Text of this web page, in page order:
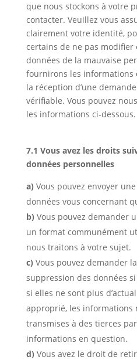
que nous stockons à votre
contacter. Veuillez vous
clairement votre identité,
certains de ne pas
données de la mauvaise
fournirons les informations
la réception d’une
vérifiable. Vous pouvez
les informations ci-dessous.
7.1 Vous avez les droits
données personnelles
Vous pouvez envoyer
données vous concernant
Vous pouvez demander
un format communément
nous traitons à votre sujet.
Vous pouvez demander
suppression des données
si elles ne sont plus
approprié, les informations
transmises à des tierces
informations en question.
Vous avez le droit de